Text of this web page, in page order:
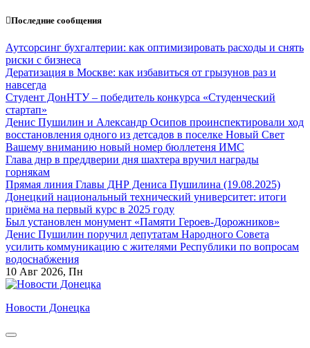
Перейти
содержанию
Последние сообщения
Аутсорсинг бухгалтерии: как оптимизировать расходы и снять
риски с бизнеса
Дератизация в Москве: как избавиться от грызунов раз и
навсегда
Студент ДонНТУ – победитель конкурса «Студенческий
стартап»
Денис Пушилин и Александр Осипов проинспектировали ход
восстановления одного из детсадов в поселке Новый Свет
Вашему вниманию новый номер бюллетеня ИМС
Глава днр в преддверии дня шахтера вручил награды
горнякам
Прямая линия Главы ДНР Дениса Пушилина (19.08.2025)
Донецкий национальный технический университет: итоги
приёма на первый курс в 2025 году
Был установлен монумент «Памяти Героев-Дорожников»
Денис Пушилин поручил депутатам Народного Совета
усилить коммуникацию с жителями Республики по вопросам
водоснабжения
10 Авг 2026, Пн
Новости Донецка